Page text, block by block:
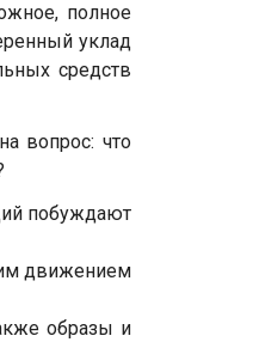
полное
уклад
средств
вопрос: что
побуждают
движением
образы и